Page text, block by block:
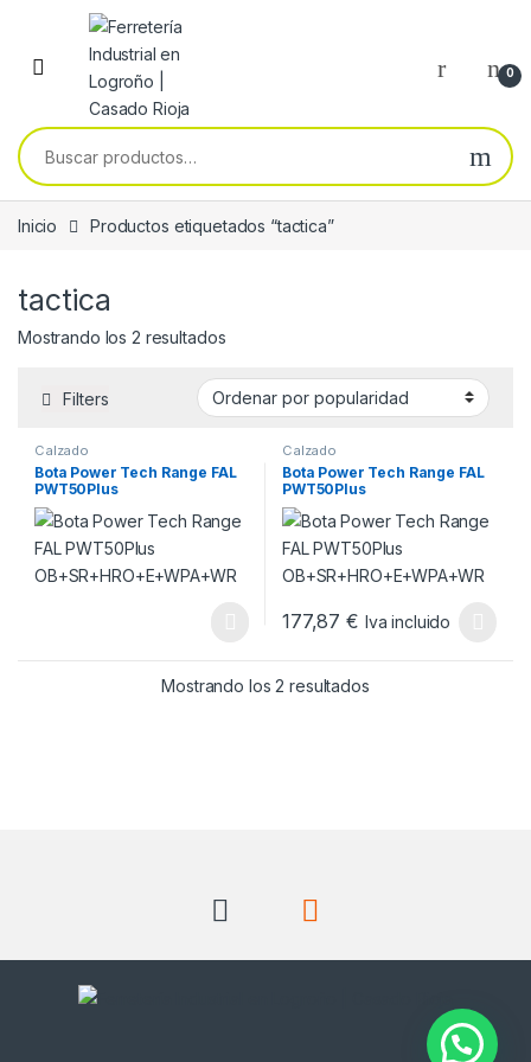
Skip to navigation
Skip to content
0
Buscar por:
Inicio Productos etiquetados “tactica”
tactica
Mostrando los 2 resultadosOrdenado por popularidad
Filters
Calzado
Bota Power Tech Range FAL
PWT50Plus
OB+SR+HRO+E+WPA+WR
Calzado
Bota Power Tech Range FAL
PWT50Plus
OB+SR+HRO+E+WPA+WR
177,87€ Iva incluido
Este producto tiene múltiples
Mostrando los 2 resultadosOrdenado por